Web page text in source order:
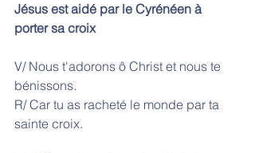
Jésus est aidé par le Cyrénéen à
porter sa croix
V/ Nous t'adorons ô Christ et nous te
bénissons.
R/ Car tu as racheté le monde par ta
sainte croix.